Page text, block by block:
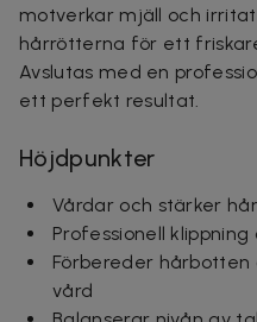
motverkar mjäll och
hårrötterna för ett
Avslutas med en
ett perfekt resultat.
Höjdpunkter
Vårdar och stärker
Professionell klippning
Förbereder
vård